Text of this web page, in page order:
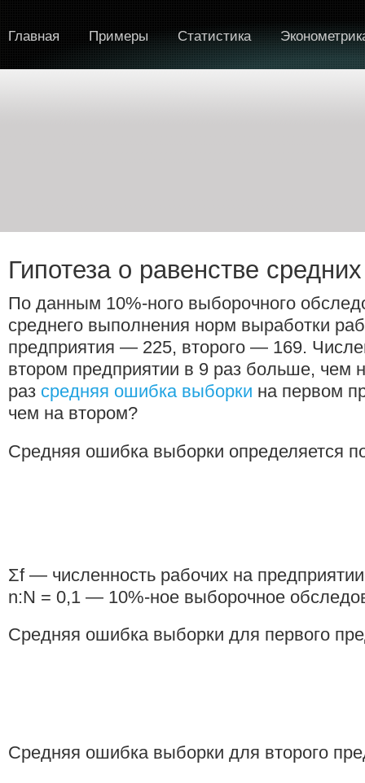
Главная Примеры Статистика
Гипотеза о равенстве средних
По данным 10%-ного выборочного
среднего выполнения норм выработки
предприятия — 225, второго — 169.
втором предприятии в 9 раз больше, чем
раз средняя ошибка выборки на первом
чем на вто­ром?
Средняя ошибка выборки определяется
Σf — численность рабочих на предприятии
n:N = 0,1 — 10%-ное выборочное
Средняя ошибка выборки для первого
Средняя ошибка выборки для второго